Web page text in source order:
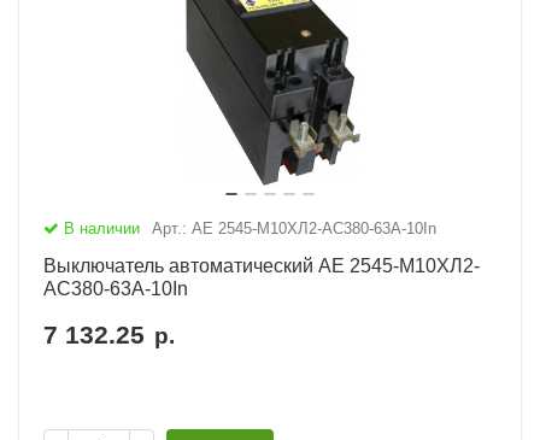
В наличии Арт.: АЕ 2545-М10ХЛ2-AC380-63А-10In
Выключатель автоматический АЕ 2545-М10ХЛ2-
AC380-63А-10In
7 132.25 р.